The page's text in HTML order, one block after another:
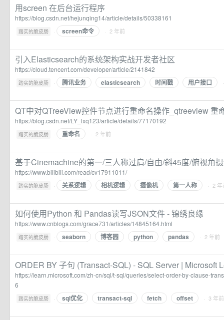
用screen 在后台运行程序
https://blog.csdn.net/hejunqing14/article/details/50338161
踏实的脆皮肠 · screen命令 · 2 年前
引入Elasticsearch的系统架构实战开发者社区
https://cloud.tencent.com/developer/article/2141842
踏实的脆皮肠 · 腾讯业务 elasticsearch 时间戳 用户接口
QT中对QTreeView控件节点进行重命名操作_qtreeview 重
https://blog.csdn.net/LY_lxq123/article/details/77170192
踏实的脆皮肠 · 重命名 · 2 年前
基于Cinemachine的第一/三人称过肩/自由/斜45度/俯视角
https://www.bilibili.com/read/cv17911011/
踏实的脆皮肠 · 关系逻辑 相机逻辑 摄像机 第一人称 · 2 年
如何使用Python 和 Pandas读写JSON文件 - 锦绣良缘
https://www.cnblogs.com/grace731/articles/14845164.html
踏实的脆皮肠 · seaborn 博客园 python pandas · 2 年前
ORDER BY 子句 (Transact-SQL) - SQL Server | Microsoft
https://learn.microsoft.com/zh-cn/sql/t-sql/queries/select-order-by-clause-
6
踏实的脆皮肠 · sql优化 transact-sql fetch offset · 3 年前